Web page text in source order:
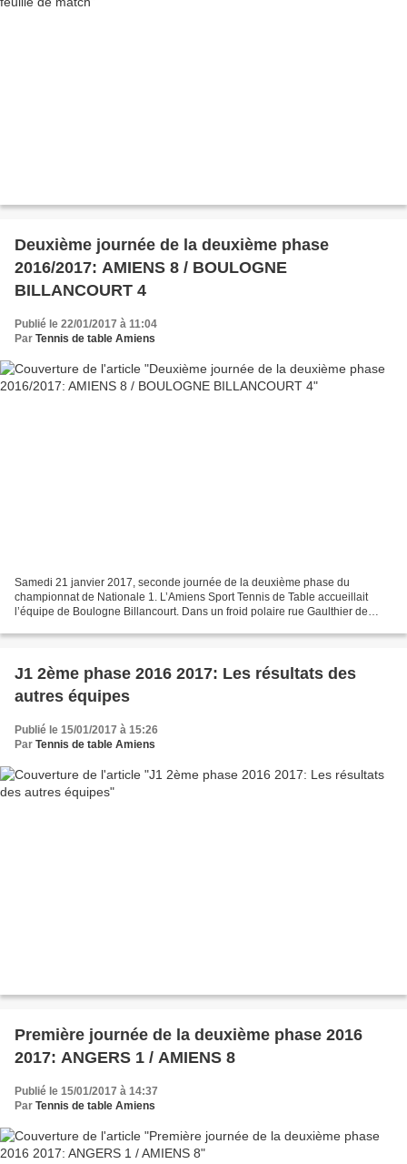
Deuxième journée de la deuxième phase
2016/2017: AMIENS 8 / BOULOGNE
BILLANCOURT 4
Publié le 22/01/2017 à 11:04
Par Tennis de table Amiens
Samedi 21 janvier 2017, seconde journée de la deuxième phase du
championnat de Nationale 1. L’Amiens Sport Tennis de Table accueillait
l’équipe de Boulogne Billancourt. Dans un froid polaire rue Gaulthier de
J1 2ème phase 2016 2017: Les résultats des
autres équipes
Publié le 15/01/2017 à 15:26
Par Tennis de table Amiens
Première journée de la deuxième phase 2016
2017: ANGERS 1 / AMIENS 8
Publié le 15/01/2017 à 14:37
Par Tennis de table Amiens